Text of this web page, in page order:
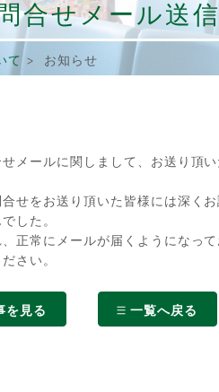
合せメール送
て> お知らせ
メールに関しまして、お送り頂
せをお送り頂いた皆様には深くお
した。
正常にメールが届くようになっ
さい。
を見る 一覧へ戻る